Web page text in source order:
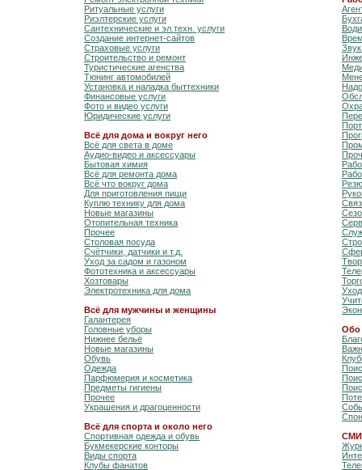
Ритуальные услуги
Риэлтерские услуги
Сантехнические и эл.техн. услуги
Создание интернет-сайтов
Страховые услуги
Строительство и ремонт
Туристические агенства
Тюнинг автомобилей
Установка и наладка быттехники
Финансовые услуги
Фото и видео услуги
Юридические услуги
Всё для дома и вокруг него
Всё для света в доме
Аудио-видео и аксессуары
Бытовая химия
Всё для ремонта дома
Всё что вокруг дома
Для приготовления пищи
Куплю технику для дома
Новые магазины
Отопительная техника
Прочее
Столовая посуда
Счётчики, датчики и т.д.
Уход за садом и газоном
Фототехника и аксессуары
Хозтовары
Электротехника для дома
Всё для мужчины и женщины
Галантерея
Головные уборы
Нижнее бельё
Новые магазины
Обувь
Одежда
Парфюмерия и косметика
Предметы гигиены
Прочее
Украшения и драгоценности
Всё для спорта и около него
Спортивная одежда и обувь
Букмекерские конторы
Виды спорта
Клубы фанатов
Обо
СМИ